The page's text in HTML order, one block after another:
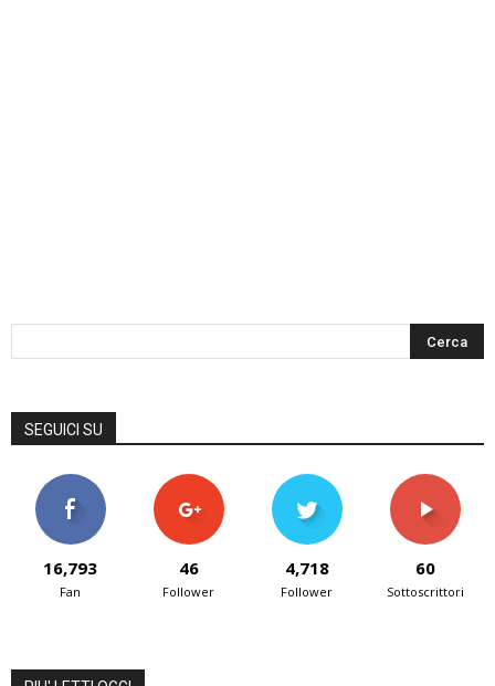
SEGUICI SU
16,793
Fan
46
Follower
4,718
Follower
60
Sottoscrittori